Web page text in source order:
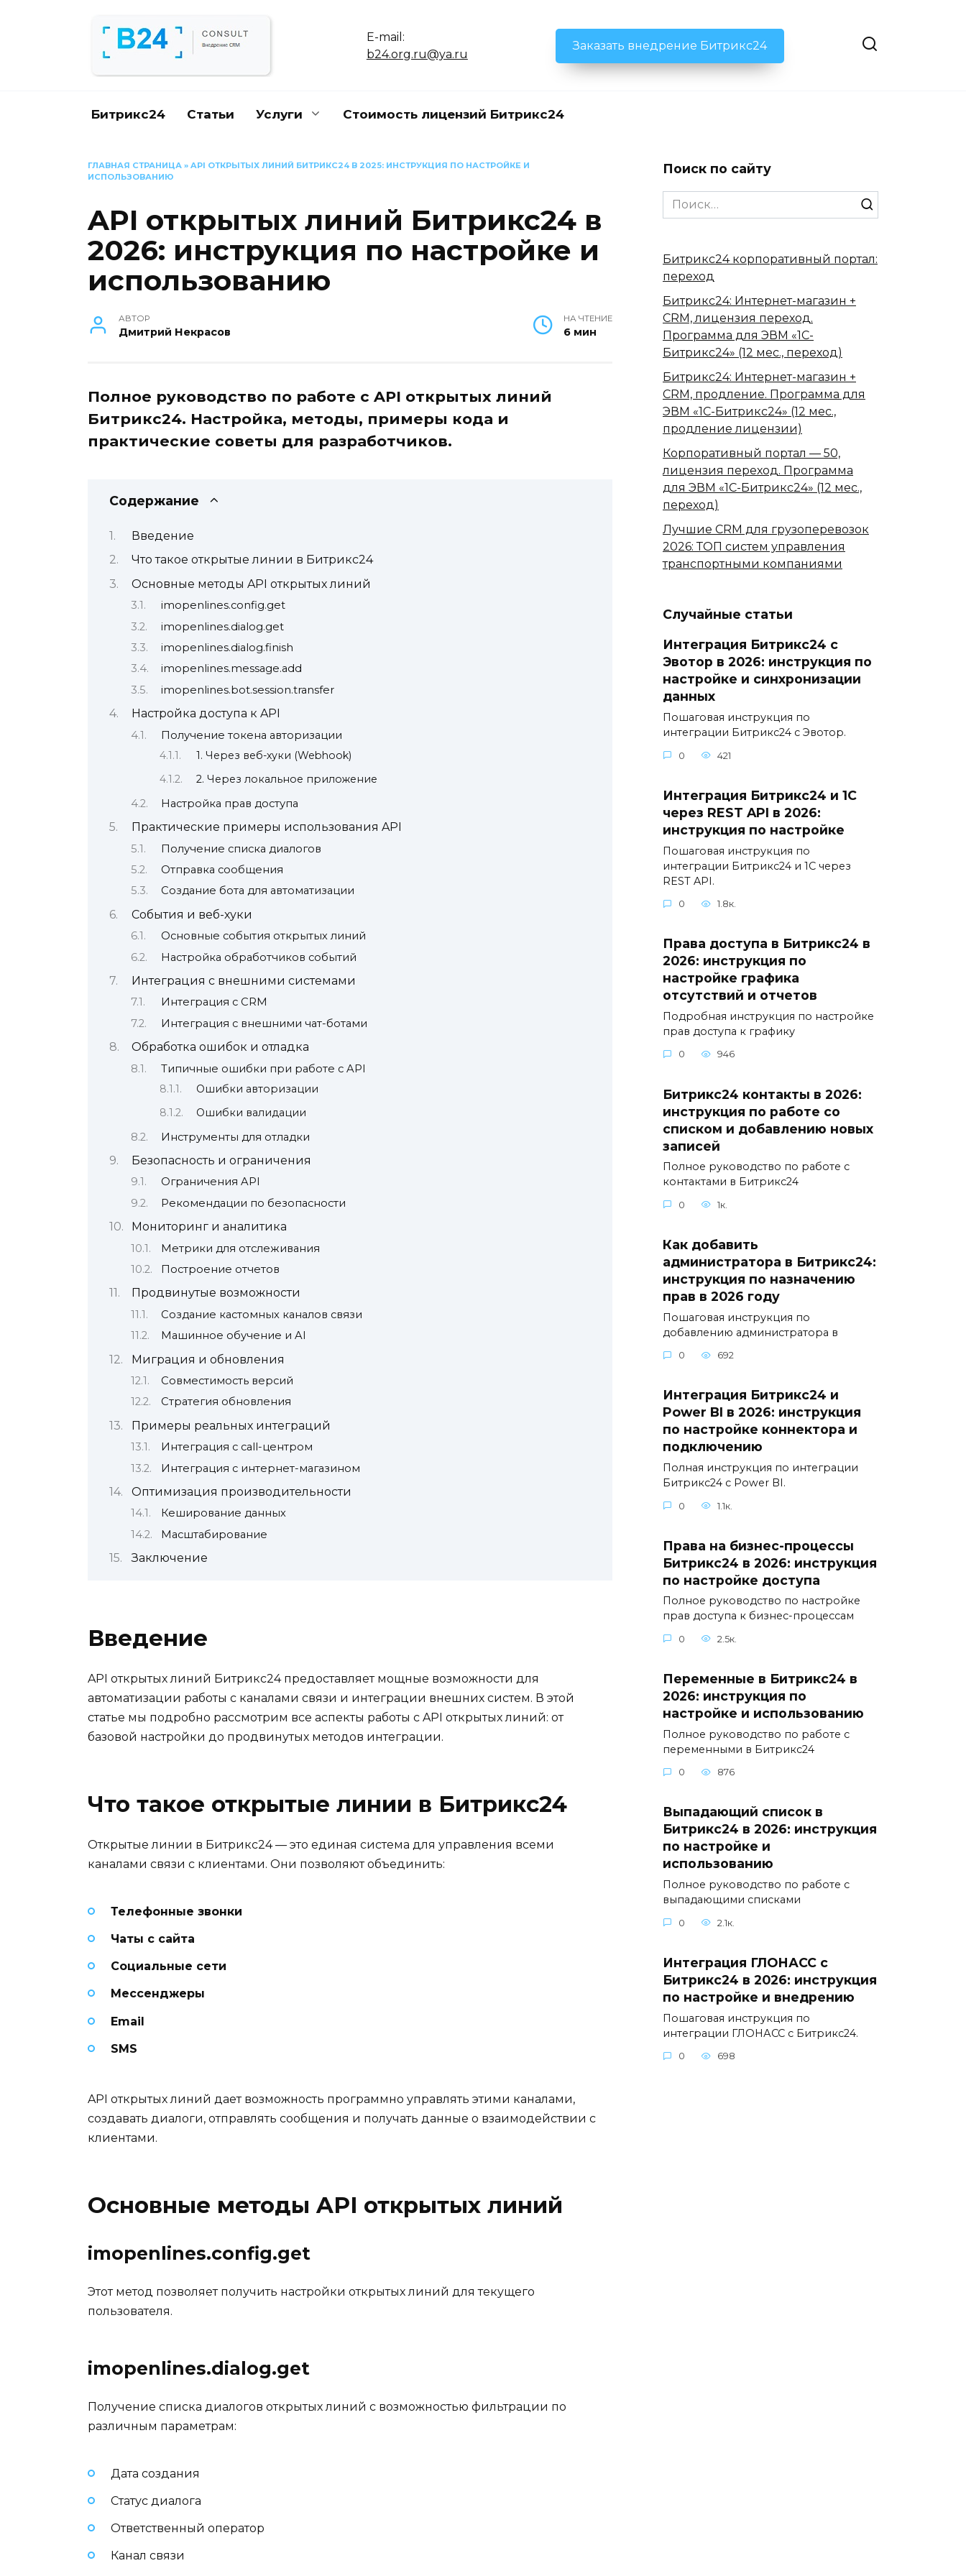
E-mail:
b24.org.ru@ya.ru
Заказать внедрение Битрикс24
Битрикс24 Статьи Услуги Стоимость лицензий Битрикс24
ГЛАВНАЯ СТРАНИЦА » API ОТКРЫТЫХ ЛИНИЙ БИТРИКС24 В 2025: ИНСТРУКЦИЯ ПО НАСТРОЙКЕ И
ИСПОЛЬЗОВАНИЮ
API открытых линий Битрикс24 в
2026: инструкция по настройке и
использованию
АВТОР
Дмитрий Некрасов
НА ЧТЕНИЕ
6 мин
Полное руководство по работе с API открытых линий
Битрикс24. Настройка, методы, примеры кода и
практические советы для разработчиков.
Содержание
Введение
Что такое открытые линии в Битрикс24
Основные методы API открытых линий
imopenlines.config.get
imopenlines.dialog.get
imopenlines.dialog.finish
imopenlines.message.add
imopenlines.bot.session.transfer
Настройка доступа к API
Получение токена авторизации
1. Через веб-хуки (Webhook)
2. Через локальное приложение
Настройка прав доступа
Практические примеры использования API
Получение списка диалогов
Отправка сообщения
Создание бота для автоматизации
События и веб-хуки
Основные события открытых линий
Настройка обработчиков событий
Интеграция с внешними системами
Интеграция с CRM
Интеграция с внешними чат-ботами
Обработка ошибок и отладка
Типичные ошибки при работе с API
Ошибки авторизации
Ошибки валидации
Инструменты для отладки
Безопасность и ограничения
Ограничения API
Рекомендации по безопасности
Мониторинг и аналитика
Метрики для отслеживания
Построение отчетов
Продвинутые возможности
Создание кастомных каналов связи
Машинное обучение и AI
Миграция и обновления
Совместимость версий
Стратегия обновления
Примеры реальных интеграций
Интеграция с call-центром
Интеграция с интернет-магазином
Оптимизация производительности
Кеширование данных
Масштабирование
Заключение
Введение
API открытых линий Битрикс24 предоставляет мощные возможности для
автоматизации работы с каналами связи и интеграции внешних систем. В этой
статье мы подробно рассмотрим все аспекты работы с API открытых линий: от
базовой настройки до продвинутых методов интеграции.
Что такое открытые линии в Битрикс24
Открытые линии в Битрикс24 — это единая система для управления всеми
каналами связи с клиентами. Они позволяют объединить:
Телефонные звонки
Чаты с сайта
Социальные сети
Мессенджеры
Email
SMS
API открытых линий дает возможность программно управлять этими каналами,
создавать диалоги, отправлять сообщения и получать данные о взаимодействии с
клиентами.
Основные методы API открытых линий
imopenlines.config.get
Этот метод позволяет получить настройки открытых линий для текущего
пользователя.
imopenlines.dialog.get
Получение списка диалогов открытых линий с возможностью фильтрации по
различным параметрам:
Дата создания
Статус диалога
Ответственный оператор
Канал связи
Поиск по сайту
Search
for:
Битрикс24 корпоративный портал:
переход
Битрикс24: Интернет-магазин +
CRM, лицензия переход.
Программа для ЭВМ «1С-
Битрикс24» (12 мес., переход)
Битрикс24: Интернет-магазин +
CRM, продление. Программа для
ЭВМ «1С-Битрикс24» (12 мес.,
продление лицензии)
Корпоративный портал — 50,
лицензия переход. Программа
для ЭВМ «1С-Битрикс24» (12 мес.,
переход)
Лучшие CRM для грузоперевозок
2026: ТОП систем управления
транспортными компаниями
Случайные статьи
Интеграция Битрикс24 с
Эвотор в 2026: инструкция по
настройке и синхронизации
данных
Пошаговая инструкция по
интеграции Битрикс24 с Эвотор.
0 421
Интеграция Битрикс24 и 1С
через REST API в 2026:
инструкция по настройке
Пошаговая инструкция по
интеграции Битрикс24 и 1С через
REST API.
0 1.8к.
Права доступа в Битрикс24 в
2026: инструкция по
настройке графика
отсутствий и отчетов
Подробная инструкция по настройке
прав доступа к графику
0 946
Битрикс24 контакты в 2026:
инструкция по работе со
списком и добавлению новых
записей
Полное руководство по работе с
контактами в Битрикс24
0 1к.
Как добавить
администратора в Битрикс24:
инструкция по назначению
прав в 2026 году
Пошаговая инструкция по
добавлению администратора в
0 692
Интеграция Битрикс24 и
Power BI в 2026: инструкция
по настройке коннектора и
подключению
Полная инструкция по интеграции
Битрикс24 с Power BI.
0 1.1к.
Права на бизнес-процессы
Битрикс24 в 2026: инструкция
по настройке доступа
Полное руководство по настройке
прав доступа к бизнес-процессам
0 2.5к.
Переменные в Битрикс24 в
2026: инструкция по
настройке и использованию
Полное руководство по работе с
переменными в Битрикс24
0 876
Выпадающий список в
Битрикс24 в 2026: инструкция
по настройке и
использованию
Полное руководство по работе с
выпадающими списками
0 2.1к.
Интеграция ГЛОНАСС с
Битрикс24 в 2026: инструкция
по настройке и внедрению
Пошаговая инструкция по
интеграции ГЛОНАСС с Битрикс24.
0 698